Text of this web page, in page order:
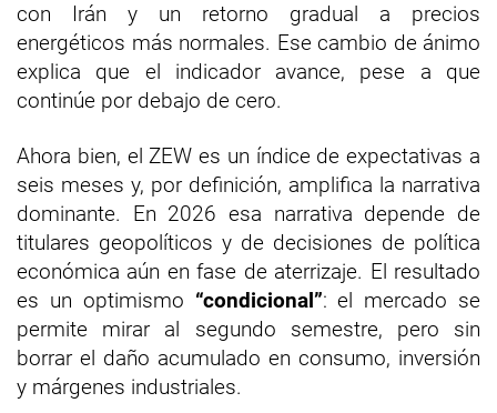
con Irán y un retorno gradual a precios
energéticos más normales. Ese cambio de ánimo
explica que el indicador avance, pese a que
continúe por debajo de cero.
Ahora bien, el ZEW es un índice de expectativas a
seis meses y, por definición, amplifica la narrativa
dominante. En 2026 esa narrativa depende de
titulares geopolíticos y de decisiones de política
económica aún en fase de aterrizaje. El resultado
es un optimismo “condicional”: el mercado se
permite mirar al segundo semestre, pero sin
borrar el daño acumulado en consumo, inversión
y márgenes industriales.